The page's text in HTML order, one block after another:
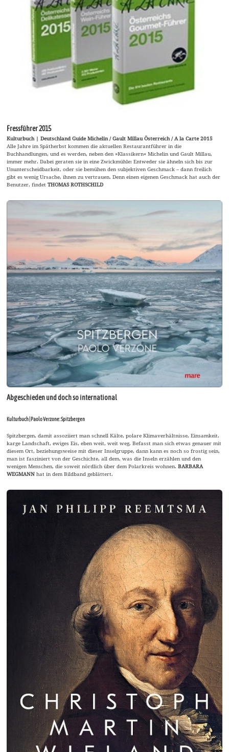
Fressführer 2015
Kulturbuch | Deutschland Guide Michelin / Gault Millau Österreich / A la Carte 2015
Alle Jahre im Spätherbst kommen die aktuellen Restaurantführer in die
Buchhandlungen, und es werden, neben den »Klassikern« Michelin und Gault Millau,
immer mehr. Dabei geraten sie in eine Zwickmühle: Entweder sie ähneln sich bis zur
Ununterscheidbarkeit, oder sie bemühen den subjektiven Geschmack – dann freilich
gibt es wenig Ursache, ihnen zu vertrauen. Denn einen eigenen Geschmack hat auch der
Benutzer, findetTHOMAS ROTHSCHILD
Abgeschieden und doch so international
Kulturbuch | Paolo Verzone: Spitzbergen
Spitzbergen, damit assoziiert man schnell Kälte, polare Klimaverhältnisse, Einsamkeit,
karge Landschaft, ewiges Eis, eben weit, weit weg. Befasst man sich etwas genauer mit
diesem Ort, beziehungsweise mit dieser Inselgruppe, dann kann es noch so frostig sein,
man ist fasziniert von der Geschichte, all dem, was die Inseln erzählen und den
wenigen Menschen, die soweit nördlich über dem Polarkreis wohnen.BARBARA
WEGMANNhat in dem Bildband geblättert.